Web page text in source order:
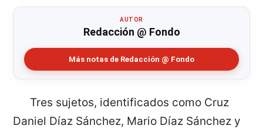
AUTOR
Redacción @ Fondo
Más notas de Redacción @ Fondo
Tres sujetos, identificados como Cruz
Daniel Díaz Sánchez, Mario Díaz Sánchez y